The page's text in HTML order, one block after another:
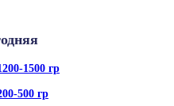
1500 гр
500 гр